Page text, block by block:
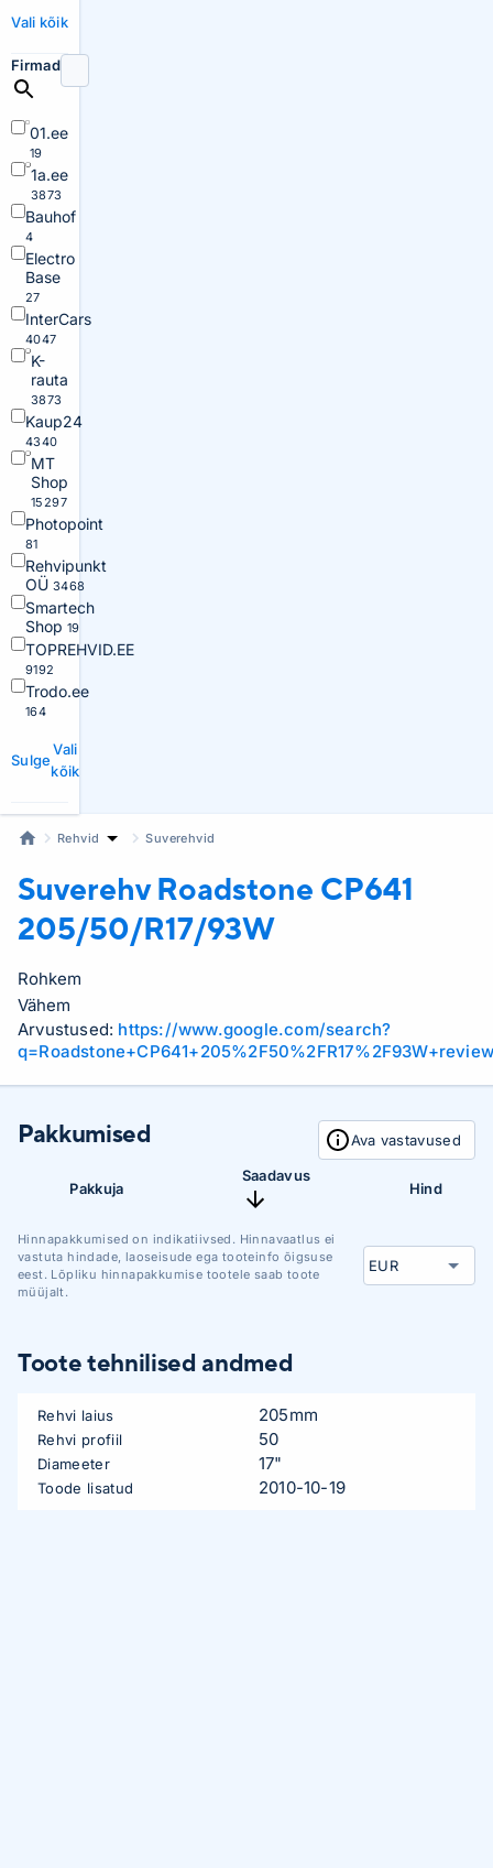
Vali kõik
Firmad
01.ee
19
1a.ee
3873
Bauhof
4
Electro
Base
27
InterCars
4047
K-
rauta
3873
Kaup24
4340
MT
Shop
15297
Photopoint
81
Rehvipunkt
OÜ 3468
Smartech
Shop 19
TOPREHVID.EE
9192
Trodo.ee
164
Sulge
Vali
kõik
Rehvid Suverehvid
Suverehv Roadstone CP641
205/50/R17/93W
Rohkem
Vähem
Arvustused: https://www.google.com/search?
Pakkumised Ava vastavused
Pakkuja
Saadavus
Hind
Hinnapakkumised on indikatiivsed. Hinnavaatlus ei
vastuta hindade, laoseisude ega tooteinfo õigsuse
eest. Lõpliku hinnapakkumise tootele saab toote
müüjalt.
Toote tehnilised andmed
Rehvi laius 205mm
Rehvi profiil 50
Diameeter 17"
Toode lisatud 2010-10-19